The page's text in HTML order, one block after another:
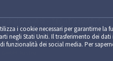
i cookie necessari per garantirne la
negli Stati Uniti. Il trasferimento dei
funzionalità dei social media. Per
di alta qualità – TEC-IT ti soddisferà